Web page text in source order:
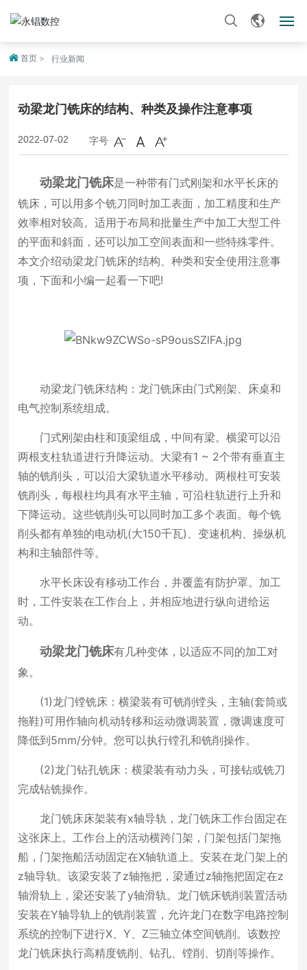
首页
生产设备
客户服务
联系我们
首页 行业新闻
动梁龙门铣床的结构、种类及操作注意事项
2022-07-02 字号
动梁龙门铣床是一种带有门式刚架和水平长床的
铣床，可以用多个铣刀同时加工表面，加工精度和生产
效率相对较高。适用于布局和批量生产中加工大型工件
的平面和斜面，还可以加工空间表面和一些特殊零件。
本文介绍动梁龙门铣床的结构、种类和安全使用注意事
项，下面和小编一起看一下吧!
动梁龙门铣床结构：龙门铣床由门式刚架、床桌和
电气控制系统组成。
门式刚架由柱和顶梁组成，中间有梁。横梁可以沿
两根支柱轨道进行升降运动。大梁有1 ~ 2个带有垂直主
轴的铣削头，可以沿大梁轨道水平移动。两根柱可安装
铣削头，每根柱均具有水平主轴，可沿柱轨进行上升和
下降运动。这些铣削头可以同时加工多个表面。每个铣
削头都有单独的电动机(大150千瓦)、变速机构、操纵机
构和主轴部件等。
水平长床设有移动工作台，并覆盖有防护罩。加工
时，工件安装在工作台上，并相应地进行纵向进给运
动。
动梁龙门铣床有几种变体，以适应不同的加工对
象。
(1)龙门镗铣床：横梁装有可铣削镗头，主轴(套筒或
拖鞋)可用作轴向机动转移和运动微调装置，微调速度可
降低到5mm/分钟。您可以执行镗孔和铣削操作。
(2)龙门钻孔铣床：横梁装有动力头，可接钻或铣刀
完成钻铣操作。
龙门铣床床架装有x轴导轨，龙门铣床工作台固定在
这张床上。工作台上的活动横跨门架，门架包括门架拖
船，门架拖船活动固定在X轴轨道上。安装在龙门架上的
z轴导轨。该梁安装了z轴拖把，梁通过z轴拖把固定在z
轴滑轨上，梁还安装了y轴滑轨。龙门铣床铣削装置活动
安装在Y轴导轨上的铣削装置，允许龙门在数字电路控制
系统的控制下进行X、Y、Z三轴立体空间铣削。该数控
龙门铣床执行高精度铣削、钻孔、镗削、切削等操作。